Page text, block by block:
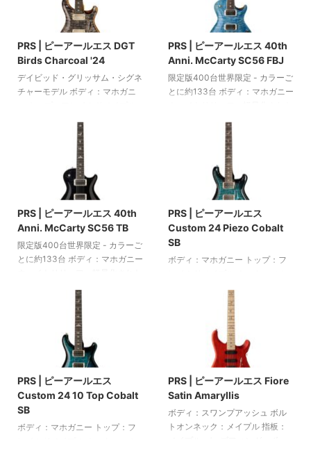
mm（25インチ） ナット幅：
42.9 mm（1.6875インチ） 22フ
レット ピックアップ：2基のPRS
TCIハムバッカー（ブリッジとネ
ック）と1基のPRS NS-01シング
ルコイル（ミドル） ボリューム
コントロール1基、プッシュ/プル
ルコイルスプリットス ...
ネックプロファイル：パターンヴ
ィンテージ - 1フレット時のネッ
ク厚さ：22 mm / 12フレット時の
ネック厚さ：25 mm バインディ
ング：ボディトップとネック 指
板半径：254 mm (10インチ) スケ
ール：625 mm (24.594インチ)
PRS | ピーアールエス DGT
Birds Charcoal '24
デイビッド・グリッサム・シグネ
チャーモデル ボディ：マホガニ
指板：ローズウッド バーズフィ
ンガーボードインレイ ネックプ
ロファイル：DGT スケール：
635 mm 22本のDGTジャンボフ
レット ピックアップ：2基のDGT
ハムバッカー 2つのボリュームコ
ントロールと1つのトーンコント
ロール（プッシュ/プル機能付
き） 3ウェイトグルスイッチ
PRSトレモロ PRSフェーズIIIロッ
PRS | ピーアールエス 40th
Anni. McCarty SC56 FBJ
限定版400台世界限定 - カラーご
とに約133台 ボディ：マホガニー
インネック：マホガニー 指板：
ローズウッド 指板インレイ：オ
ールドスクールバーズ ネックプ
ロファイル：パターンヴィンテー
ジ - 1フレット時のネック厚さ：
22 mm / 12フレット時のネック厚
さ：25 mm バインディング：ボ
ディトップとネック 指板半径：
254 mm (10インチ) スケール：
625 mm (24.594インチ) ナット
PRS | ピーアールエス 40th
Anni. McCarty SC56 TB
限定版400台世界限定 - カラーご
とに約133台 ボディ：マホガニー
インネック：マホガニー 指板：
ローズウッド 指板インレイ：オ
ールドスクールバーズ ネックプ
ロファイル：パターンヴィンテー
ジ - 1フレットのネック厚さ：22
mm / 12フレットのネック厚さ：
25 mm バインディング：ボディ
トップとネック 指板半径：254
mm（10インチ） スケール：625
mm（24.594インチ） ナット
PRS | ピーアールエス
Custom 24 Piezo Cobalt
SB
ボディ：マホガニー トップ：フ
ズフィンガーボードインレイ パ
ターンシンネックプロファイル
ローズウッドヘッドストックベニ
アにシグネチャーインレイ スケ
ール：635 mm 24フレット ピッ
クアップ：2基のPRS 85/15ハム
バッカーと1基のPRS/LR Baggs
ピエゾ 5ウェイブレードスイッチ
PRSピエゾトレモロ PRSフェー
ズIIIロッキングマシンヘッド "カ
PRS | ピーアールエス
Custom 24 10 Top Cobalt
SB
ボディ：マホガニー トップ：フ
PRS | ピーアールエス Fiore
Satin Amaryllis
ボディ：スワンプアッシュ ボル
トオンネック：メイプル 指板：